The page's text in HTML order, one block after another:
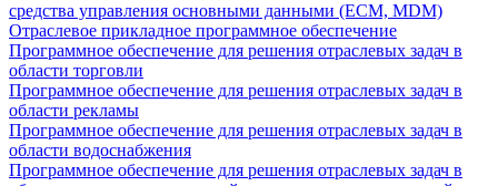
средства управления основными данными (ECM, MDM)
Отраслевое прикладное программное обеспечение
Программное обеспечение для решения отраслевых задач в
области торговли
Программное обеспечение для решения отраслевых задач в
области рекламы
Программное обеспечение для решения отраслевых задач в
области водоснабжения
Программное обеспечение для решения отраслевых задач в